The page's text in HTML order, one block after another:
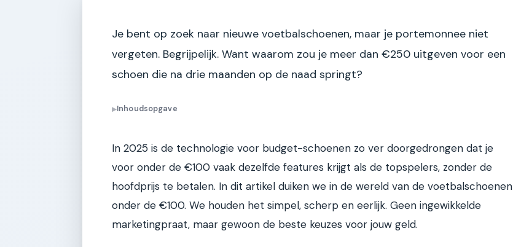
Je bent op zoek naar nieuwe voetbalschoenen, maar je portemonnee niet
vergeten. Begrijpelijk. Want waarom zou je meer dan €250 uitgeven voor een
schoen die na drie maanden op de naad springt?
▶Inhoudsopgave
In 2025 is de technologie voor budget-schoenen zo ver doorgedrongen dat je
voor onder de €100 vaak dezelfde features krijgt als de topspelers, zonder de
hoofdprijs te betalen. In dit artikel duiken we in de wereld van de voetbalschoenen
onder de €100. We houden het simpel, scherp en eerlijk. Geen ingewikkelde
marketingpraat, maar gewoon de beste keuzes voor jouw geld.